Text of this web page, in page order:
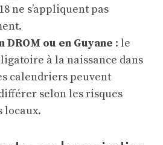
ne s’appliquent pas
DROM ou en Guyane : le
à la naissance dans
calendriers peuvent
selon les risques
locaux.